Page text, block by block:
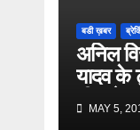
बडी ख़बर
अनिल
यादव के
भी कूदे
MAY 5,